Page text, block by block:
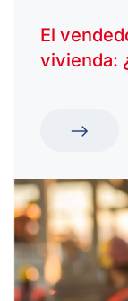
El
vivienda: